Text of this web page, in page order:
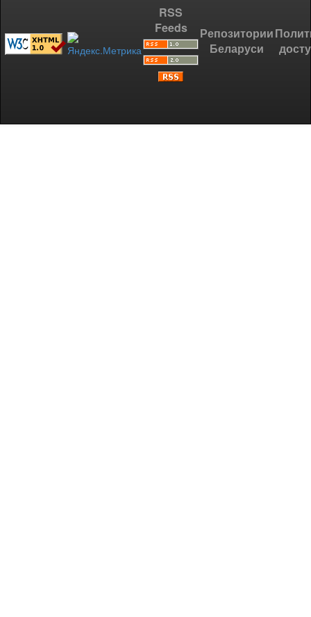
RSS
Feeds
Репозитории
Беларуси